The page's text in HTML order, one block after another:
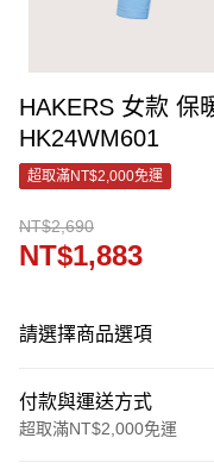
HAKERS 女款 保
HK24WM601
超取滿NT$2,000免運
NT$2,690
NT$1,883
請選擇商品選項
付款與運送方式
超取滿NT$2,000免運